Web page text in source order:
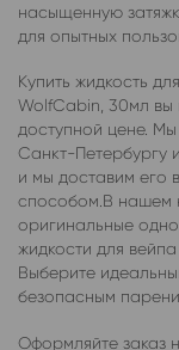
насыщенную
для опытных
Купить жидкость
WolfCabin, 30мл вы
доступной цене.
Санкт-Петербургу
и мы доставим его
способом.В нашем
оригинальные
жидкости для
Выберите
безопасным
Оформляйте заказ